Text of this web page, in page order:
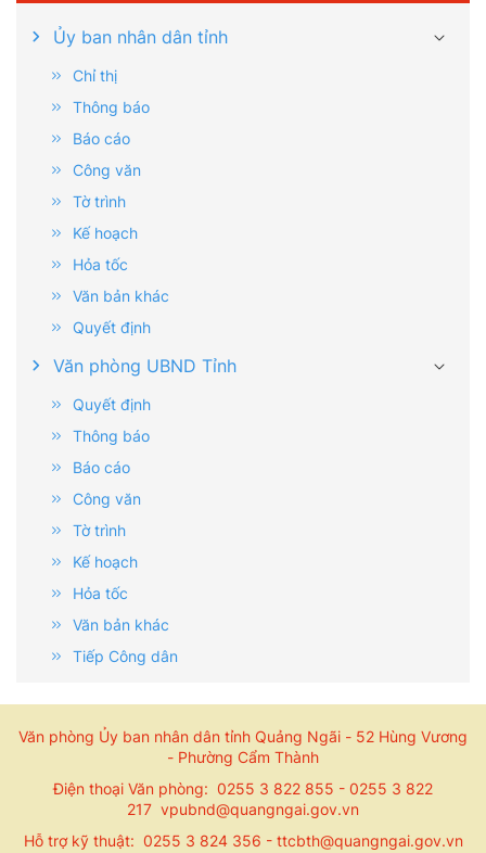
Ủy ban nhân dân tỉnh
Chỉ thị
Thông báo
Báo cáo
Công văn
Tờ trình
Kế hoạch
Hỏa tốc
Văn bản khác
Quyết định
Văn phòng UBND Tỉnh
Quyết định
Thông báo
Báo cáo
Công văn
Tờ trình
Kế hoạch
Hỏa tốc
Văn bản khác
Tiếp Công dân
Văn phòng Ủy ban nhân dân tỉnh Quảng Ngãi - 52 Hùng Vương
- Phường Cẩm Thành
Điện thoại Văn phòng: 0255 3 822 855 - 0255 3 822
217 vpubnd@quangngai.gov.vn
Hỗ trợ kỹ thuật: 0255 3 824 356 - ttcbth@quangngai.gov.vn